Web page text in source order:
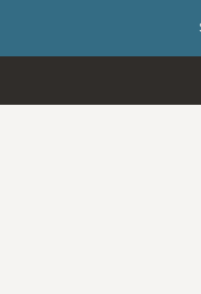
2026の登録が開始されま